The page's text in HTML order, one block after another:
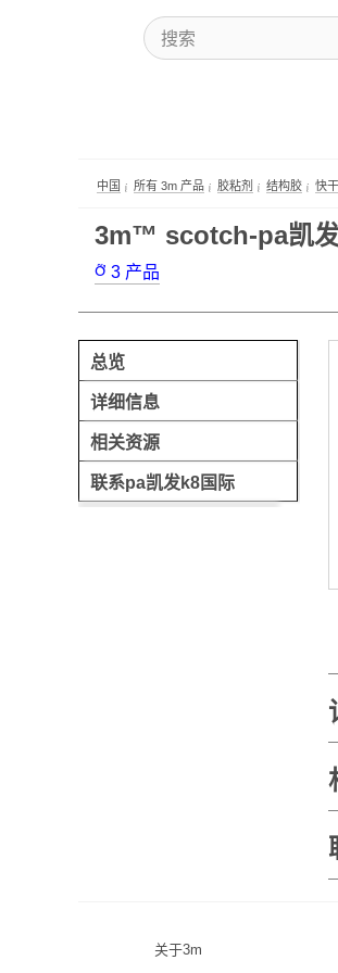
中国 所有 3m 产品 胶粘剂 结构胶 快
3m™ scotch-pa凯
3 产品
总览
详细信息
相关资源
联系pa凯发k8国际
关于3m